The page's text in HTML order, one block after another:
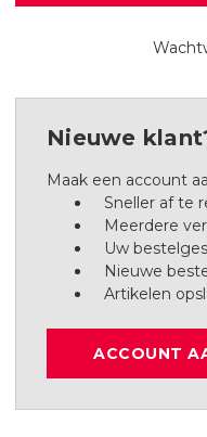
Nieuwe
Maak een account
Sneller af te
Meerdere
Uw
Nieuwe
Artikelen
ACCOUNT